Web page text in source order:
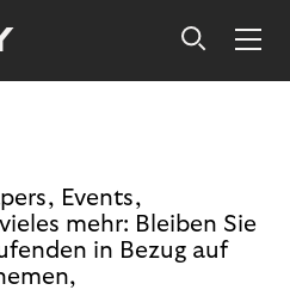
Events,
mehr: Bleiben Sie
in Bezug auf